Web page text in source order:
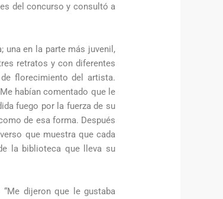
del concurso y consultó a
una en la parte más juvenil,
retratos y con diferentes
florecimiento del artista.
habían comentado que le
fuego por la fuerza de su
de esa forma. Después
que muestra que cada
la biblioteca que lleva su
dijeron que le gustaba